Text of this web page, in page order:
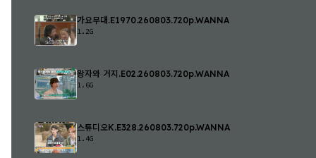
가요무대.E1970.260803.720p.WANNA
1.2G
왕자와 거지.E02.260803.720p.WANNA
1.6G
스튜디오K.E328.260803.720p.WANNA
1.4G